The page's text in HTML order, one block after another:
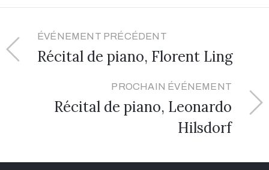
ÉVÉNEMENT PRÉCÉDENT
Récital de piano, Florent Ling
PROCHAIN ÉVÉNEMENT
Récital de piano, Leonardo
Hilsdorf